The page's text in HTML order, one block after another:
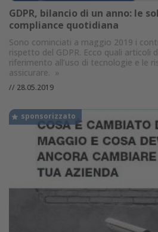
GDPR, bilancio di un anno: le
compliance quotidiana
Sono cominciati a maggio 2019 i
rispetto del GDPR. Ecco quali articoli
riferimento all’uso di tecnologie e le
assicurare. »
// 28.05.2019